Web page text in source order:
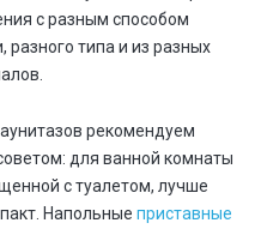
с разным способом
типа и из разных
рекомендуем
для ванной комнаты
с туалетом, лучше
Напольные приставные